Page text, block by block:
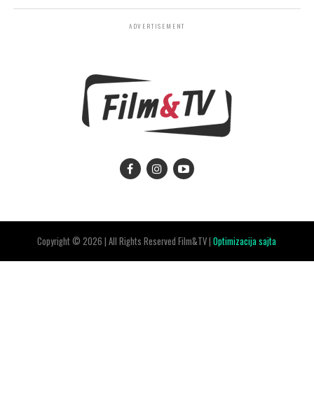
ADVERTISEMENT
Copyright © 2026 | All Rights Reserved Film&TV |Optimizacija sajta